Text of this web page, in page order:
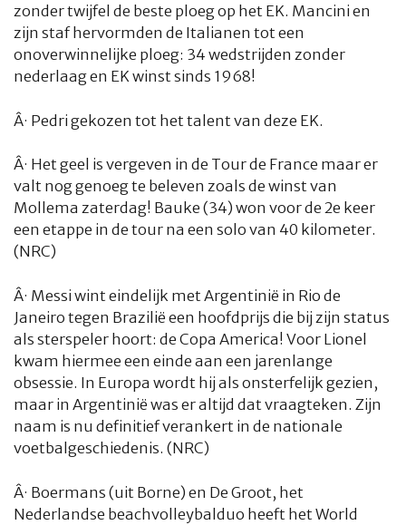
zonder twijfel de beste ploeg op het EK. Mancini en
zijn staf hervormden de Italianen tot een
onoverwinnelijke ploeg: 34 wedstrijden zonder
nederlaag en EK winst sinds 1968!
Â· Pedri gekozen tot het talent van deze EK.
Â· Het geel is vergeven in de Tour de France maar er
valt nog genoeg te beleven zoals de winst van
Mollema zaterdag! Bauke (34) won voor de 2e keer
een etappe in de tour na een solo van 40 kilometer.
(NRC)
Â· Messi wint eindelijk met Argentinië in Rio de
Janeiro tegen Brazilië een hoofdprijs die bij zijn status
als sterspeler hoort: de Copa America! Voor Lionel
kwam hiermee een einde aan een jarenlange
obsessie. In Europa wordt hij als onsterfelijk gezien,
maar in Argentinië was er altijd dat vraagteken. Zijn
naam is nu definitief verankert in de nationale
voetbalgeschiedenis. (NRC)
Â· Boermans (uit Borne) en De Groot, het
Nederlandse beachvolleybalduo heeft het World